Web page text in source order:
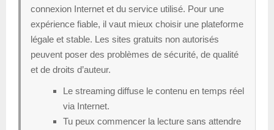
connexion Internet et du service utilisé. Pour une
expérience fiable, il vaut mieux choisir une plateforme
légale et stable. Les sites gratuits non autorisés
peuvent poser des problèmes de sécurité, de qualité
et de droits d’auteur.
Le streaming diffuse le contenu en temps réel
via Internet.
Tu peux commencer la lecture sans attendre